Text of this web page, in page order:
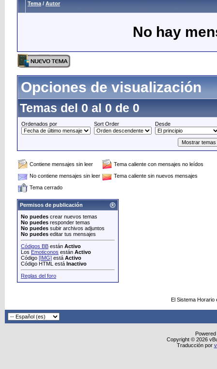
Tema / Autor
No hay
Opciones de visualización
Temas del 0 al 0 de 0
Ordenados por Sort Order Desde
Contiene mensajes sin leer
Tema caliente con mensajes no leídos
No contiene mensajes sin leer
Tema caliente sin nuevos mensajes
Tema cerrado
Permisos de publicación
No puedes crear nuevos temas
No puedes responder temas
No puedes subir archivos adjuntos
No puedes editar tus mensajes
Códigos BB están Activo
Los Emoticonos están Activo
Código [IMG] está Activo
Código HTML está Inactivo
Reglas del foro
El Sistema
Copyright © 2026
Traducción por